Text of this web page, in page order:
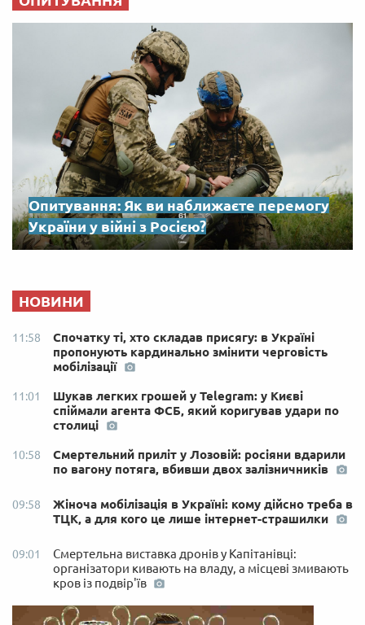
Опитування: Як ви наближаєте перемогу
України у війні з Росією?
НОВИНИ
11:58
Спочатку ті, хто складав присягу: в Україні
пропонують кардинально змінити черговість
мобілізації
11:01
Шукав легких грошей у Telegram: у Києві
спіймали агента ФСБ, який коригував удари по
столиці
10:58
Смертельний приліт у Лозовій: росіяни вдарили
по вагону потяга, вбивши двох залізничників
09:58
Жіноча мобілізація в Україні: кому дійсно треба в
ТЦК, а для кого це лише інтернет-страшилки
09:01
Смертельна виставка дронів у Капітанівці:
організатори кивають на владу, а місцеві змивають
кров із подвір'їв